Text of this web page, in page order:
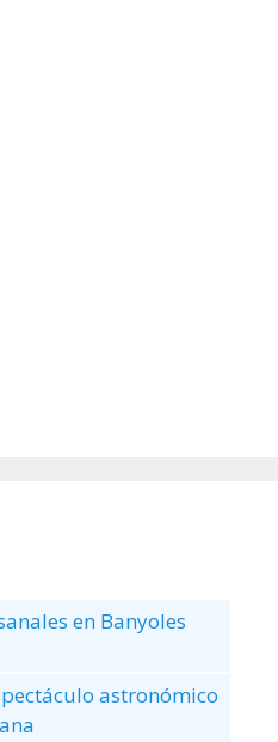
en Banyoles
astronómico